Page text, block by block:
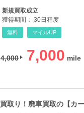
新規買取成立
獲得期間： 30日程度
無料 マイルUP
4,000 7,000